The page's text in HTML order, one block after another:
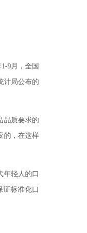
9月，全国
计局公布的
品质要求的
的，在这样
年轻人的口
证标准化口